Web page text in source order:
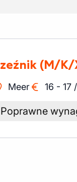
Rzeźnik (M/K/
Meer 16 - 17 /
Poprawne